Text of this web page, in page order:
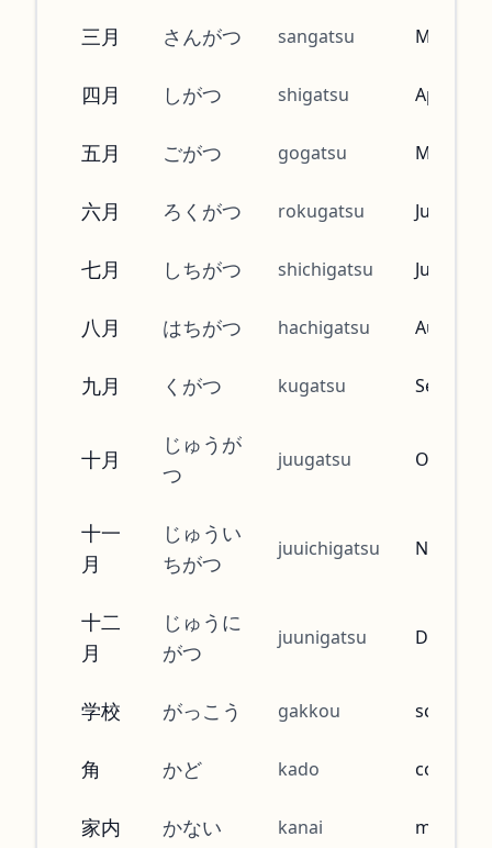
三月 さんがつ sangatsu March
四月 しがつ shigatsu April
五月 ごがつ gogatsu May
六月 ろくがつ rokugatsu June
七月 しちがつ shichigatsu July
八月 はちがつ hachigatsu August
九月 くがつ kugatsu
十月
じゅうが
つ
juugatsu October
十一
月
じゅうい
ちがつ
juuichigatsu
十二
月
じゅうに
がつ
juunigatsu
学校 がっこう gakkou school
角 かど kado corner
家内 かない kanai my wife